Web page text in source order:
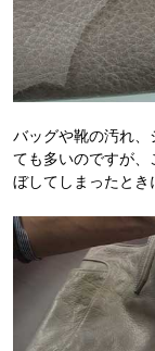
バッグや靴の汚れ、
ても多いのですが、
ぼしてしまったとき